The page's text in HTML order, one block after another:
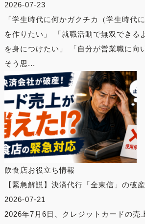
2026-07-23
「学生時代に何かガクチカ（学生時代
を作りたい」 「就職活動で無双できる
を身につけたい」 「自分が営業職に向
そう思...
飲食店お役立ち情報
【緊急解説】決済代行「全東信」の破
2026-07-21
2026年7月6日、クレジットカードの売